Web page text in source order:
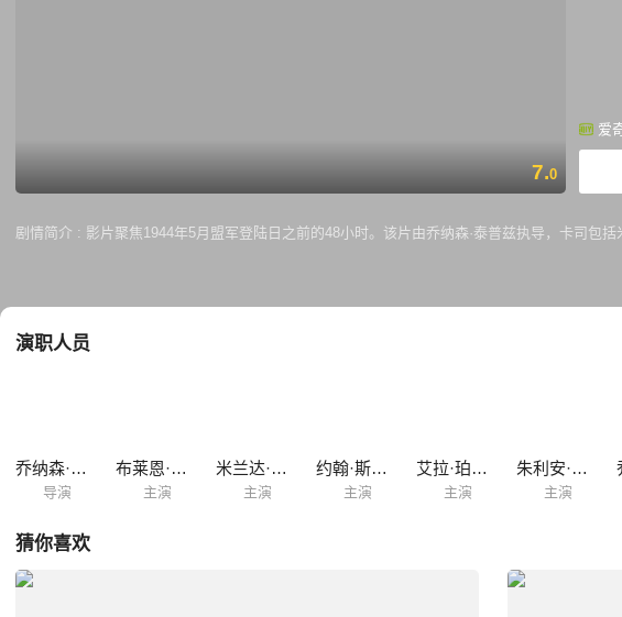
7.0
爱
剧情简介 : 影片聚焦1944年5月盟军登陆日之前的48小时。该片由乔纳森·泰普兹执导，卡司包
演职人员
乔纳森·泰普兹
导演
布莱恩·考克斯
主演
米兰达·理查森
主演
约翰·斯拉特里
主演
艾拉·珀内尔
主演
朱利安·沃德姆
主演
猜你喜欢